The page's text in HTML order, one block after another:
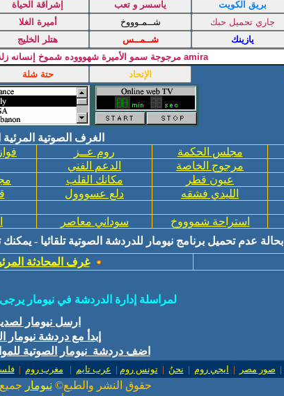
الغرف الصوتية
مجلس الحكمة روم عــز
مرجوج الخاصة الدعم الفني
عيون قطر مكانك القلب
الليدي فشقه دلع عسووول
استراحة شموووخ سوداني معاصر
بحالة عدم تحميلبرنامج نيومار للدردشة الصوتية تلقائيا -
غرف المحادثة
لمراسلة إدارة الدردشة في نيومار يرجى
ارسل نيومار
إبدأ مع دردشة نيومار
اضف دردشة نيومار الصوتية
.
| صور مصر .
| ايجي روم .
| نحنُ .
| تونس روم | عرب تايم .
| مغرب روم .
|
حقوق النشر والطبع© نيومار